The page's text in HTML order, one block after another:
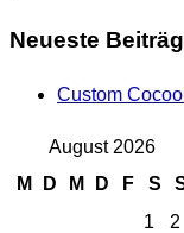
Neueste
Custom
August 2026
M
D M D F S
1
2